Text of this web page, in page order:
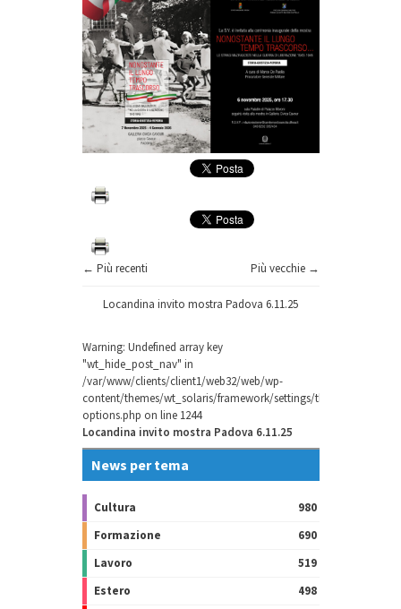
← Più recenti Più vecchie →
Locandina invito mostra Padova 6.11.25
Warning: Undefined array key
"wt_hide_post_nav" in
/var/www/clients/client1/web32/web/wp-
content/themes/wt_solaris/framework/settings/theme-
options.php on line 1244
Locandina invito mostra Padova 6.11.25
News per tema
Cultura
980
Formazione
690
Lavoro
519
Estero
498